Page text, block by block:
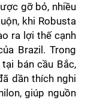
gỡ bỏ, nhiều
khi Robusta
ra lợi thế cạnh
Brazil. Trong
bán cầu Bắc,
dần thích nghi
giúp nguồn